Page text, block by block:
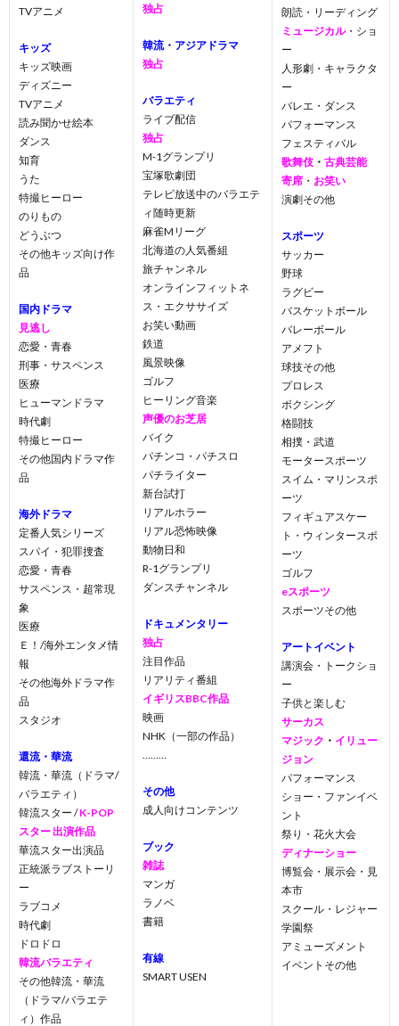
TVアニメ
キッズ
キッズ映画
ディズニー
TVアニメ
読み聞かせ絵本
ダンス
知育
うた
特撮ヒーロー
のりもの
どうぶつ
その他キッズ向け作
品
国内ドラマ
見逃し
恋愛・青春
刑事・サスペンス
医療
ヒューマンドラマ
時代劇
特撮ヒーロー
その他国内ドラマ作
品
海外ドラマ
定番人気シリーズ
スパイ・犯罪捜査
恋愛・青春
サスペンス・超常現
象
医療
Ｅ！/海外エンタメ情
報
その他海外ドラマ作
品
スタジオ
還流・華流
韓流・華流（ドラマ/
バラエティ）
韓流スター /K-POP
スター 出演作品
華流スター出演品
正統派ラブストーリ
ー
ラブコメ
時代劇
ドロドロ
韓流バラエティ
その他韓流・華流
（ドラマ/バラエテ
ィ）作品
独占
韓流・アジアドラマ
独占
バラエティ
ライブ配信
独占
M-1グランプリ
宝塚歌劇団
テレビ放送中のバラエテ
ィ随時更新
麻雀Mリーグ
北海道の人気番組
旅チャンネル
オンラインフィットネ
ス・エクササイズ
お笑い動画
鉄道
風景映像
ゴルフ
ヒーリング音楽
声優のお芝居
バイク
パチンコ・パチスロ
パチライター
新台試打
リアルホラー
リアル恐怖映像
動物日和
R-1グランプリ
ダンスチャンネル
ドキュメンタリー
独占
注目作品
リアリティ番組
イギリスBBC作品
映画
NHK（一部の作品）
その他
成人向けコンテンツ
ブック
雑誌
マンガ
ラノベ
書籍
有線
SMART USEN
朗読・リーディング
ミュージカル・ショ
ー
人形劇・キャラクタ
ー
バレエ・ダンス
パフォーマンス
フェスティバル
歌舞伎 ・ 古典芸能
寄席 ・ お笑い
演劇その他
スポーツ
サッカー
野球
ラグビー
バスケットボール
バレーボール
アメフト
球技その他
プロレス
ボクシング
格闘技
相撲・武道
モータースポーツ
スイム・マリンスポ
ーツ
フィギュアスケー
ト・ウィンタースポ
ーツ
ゴルフ
eスポーツ
スポーツその他
アートイベント
講演会・トークショ
ー
子供と楽しむ
サーカス
マジック ・ イリュー
ジョン
パフォーマンス
ショー・ファンイベ
ント
祭り・花火大会
ディナーショー
博覧会・展示会・見
本市
スクール・レジャー
学園祭
アミューズメント
イベントその他